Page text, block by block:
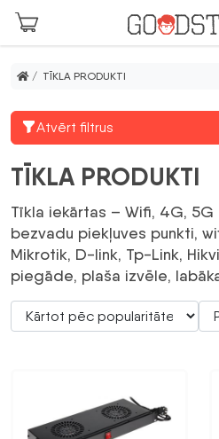
Skip to main content
/ TĪKLA PRODUKTI
Atvērt filtrus
TĪKLA PRODUKTI
Tīkla iekārtas – Wifi, 4G,
bezvadu piekļuves punkti,
Mikrotik, D-link, Tp-Link,
piegāde, plaša izvēle,